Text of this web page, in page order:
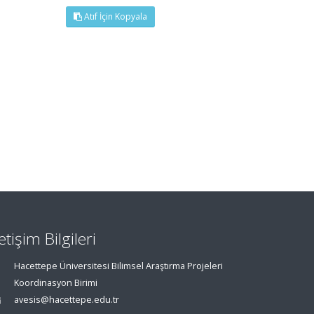
Atıf İçin Kopyala
Bilgileri
Hacettepe Üniversitesi Bilimsel Araştırma Projeleri
Koordinasyon Birimi
avesis@hacettepe.edu.tr